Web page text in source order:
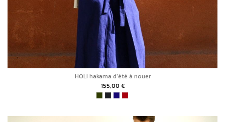
HOLI hakama d'été à nouer
155,00 €